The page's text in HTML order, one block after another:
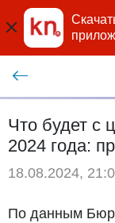
Что будет с
2024 года:
18.08.2024,
По данным